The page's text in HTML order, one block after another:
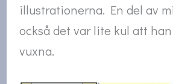
illustrationerna. En del av
också det var lite kul att
vuxna.